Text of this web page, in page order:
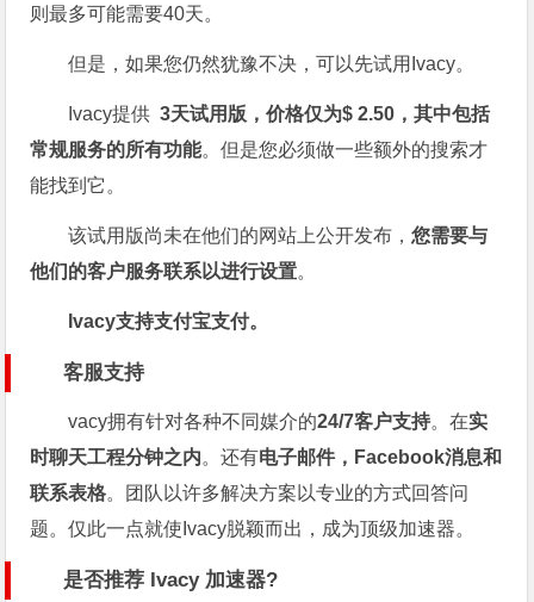
则最多可能需要40天。
但是，如果您仍然犹豫不决，可以先试用Ivacy。
Ivacy提供3天试用版，价格仅为$ 2.50，其中包括
常规服务的所有功能。但是您必须做一些额外的搜索才
能找到它。
该试用版尚未在他们的网站上公开发布，您需要与
他们的客户服务联系以进行设置。
Ivacy支持支付宝支付。
客服支持
vacy拥有针对各种不同媒介的24/7客户支持。在实
时聊天工程分钟之内。还有电子邮件，Facebook消息和
联系表格。团队以许多解决方案以专业的方式回答问
题。仅此一点就使Ivacy脱颖而出，成为顶级加速器。
是否推荐 Ivacy 加速器?